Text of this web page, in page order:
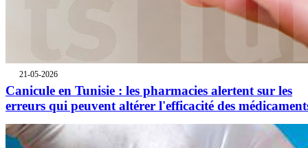
21-05-2026
Canicule en Tunisie : les pharmacies alertent sur les
erreurs qui peuvent altérer l'efficacité des